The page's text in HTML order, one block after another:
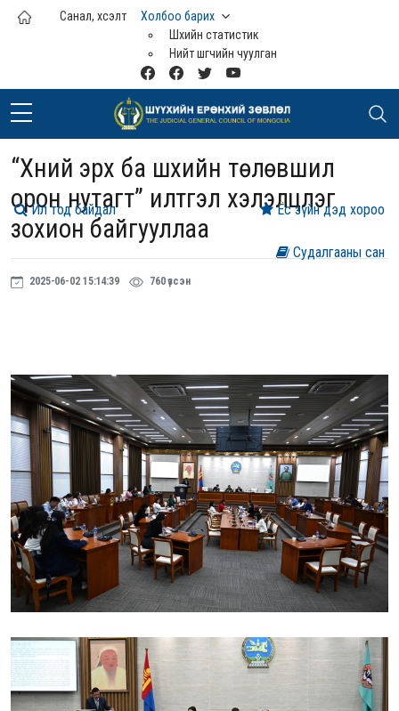
Үндсэн агуулга руу шилжих
Санал, хүсэлт
Холбоо барих
Шүүхийн статистик
Нийт шүүгчийн чуулган
“Хүний эрх ба шүүхийн төлөвшил
орон нутагт” илтгэл хэлэлцүүлэг
зохион байгууллаа
2025-06-02 15:14:39 760 үзсэн
Судалгааны сан
Ёс зүйн дэд хороо
Ил тод байдал